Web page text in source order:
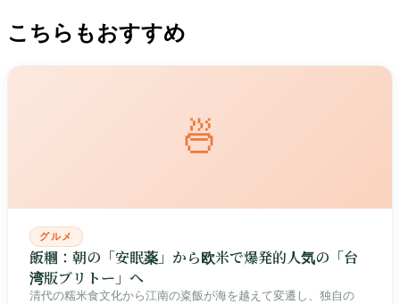
こちらもおすすめ
🍜
グルメ
飯糰：朝の「安眠薬」から欧米で爆発的人気の「台
湾版ブリトー」へ
清代の糯米食文化から江南の粢飯が海を越えて変遷し、独自の